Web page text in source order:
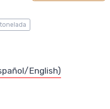
English)